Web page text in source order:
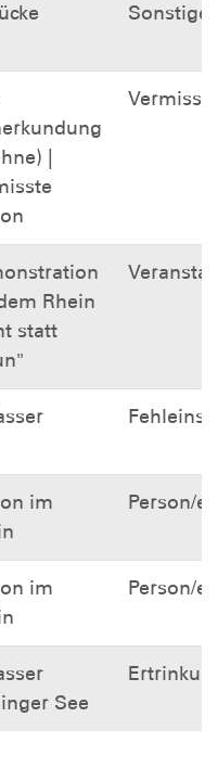
Sonstiges
|
Rhein
statt
im
Person/
im
Person/
See